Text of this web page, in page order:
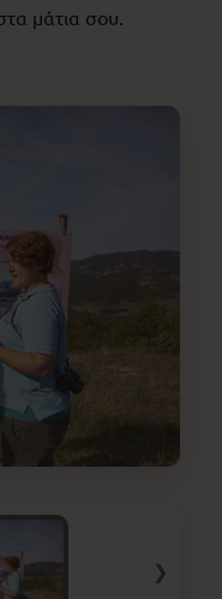
μάτια σου.
❯